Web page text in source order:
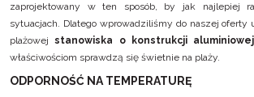
zaprojektowany w ten sposób, by jak najlepiej
sytuacjach. Dlatego wprowadziliśmy do naszej oferty
plażowejstanowiska o konstrukcji aluminiowej
właściwościom sprawdzą się świetnie na plaży.
ODPORNOŚĆ NA TEMPERATURĘ